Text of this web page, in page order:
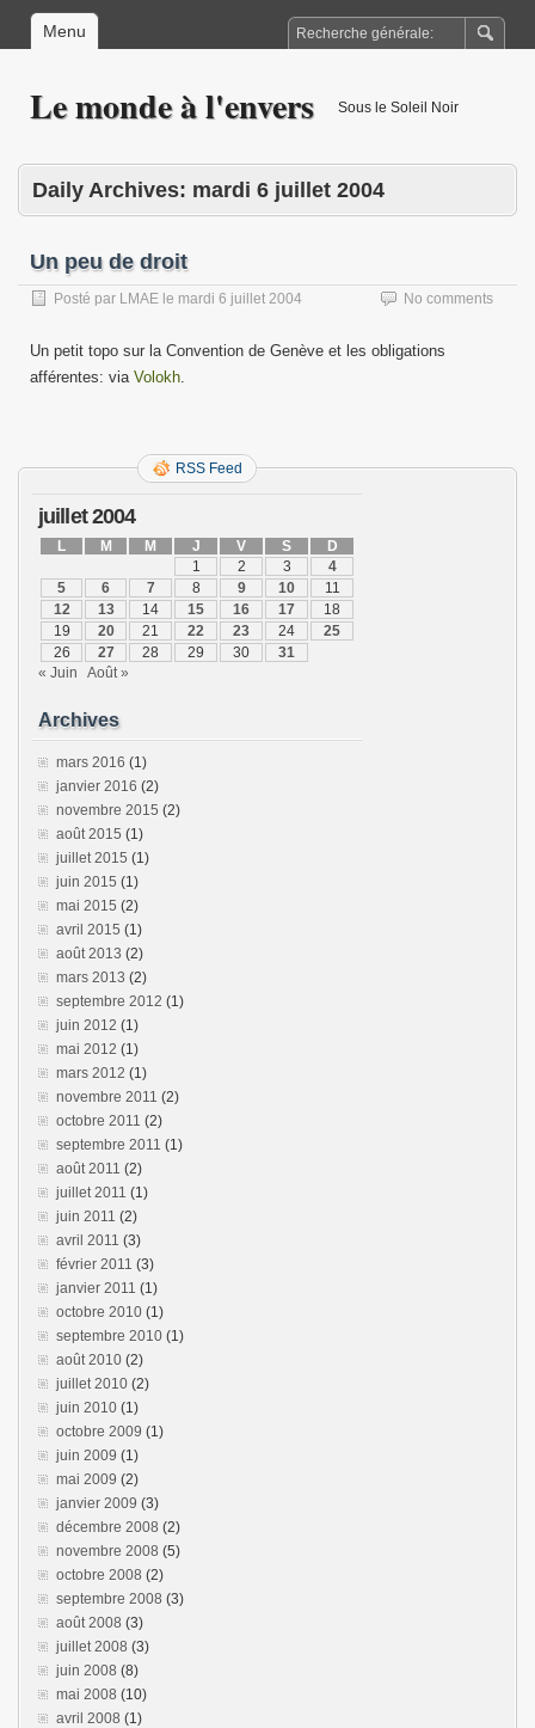
Menu
Le monde à l'envers Sous le Soleil Noir
Daily Archives: mardi 6 juillet 2004
Un peu de droit
Posté par LMAE le mardi 6 juillet 2004 No comments
Un petit topo sur la Convention de Genève et les obligations
afférentes: via Volokh.
RSS Feed
juillet 2004
L M M J V S
D
1
2 3
4
5
6 7 8 9 10
11
12
13 14 15 16 17
18
19
20 21 22 23 24
25
26
27 28 29 30
31
« Juin
Août »
Archives
mars 2016 (1)
janvier 2016 (2)
novembre 2015 (2)
août 2015 (1)
juillet 2015 (1)
juin 2015 (1)
mai 2015 (2)
avril 2015 (1)
août 2013 (2)
mars 2013 (2)
septembre 2012 (1)
juin 2012 (1)
mai 2012 (1)
mars 2012 (1)
novembre 2011 (2)
octobre 2011 (2)
septembre 2011 (1)
août 2011 (2)
juillet 2011 (1)
juin 2011 (2)
avril 2011 (3)
février 2011 (3)
janvier 2011 (1)
octobre 2010 (1)
septembre 2010 (1)
août 2010 (2)
juillet 2010 (2)
juin 2010 (1)
octobre 2009 (1)
juin 2009 (1)
mai 2009 (2)
janvier 2009 (3)
décembre 2008 (2)
novembre 2008 (5)
octobre 2008 (2)
septembre 2008 (3)
août 2008 (3)
juillet 2008 (3)
juin 2008 (8)
mai 2008 (10)
avril 2008 (1)